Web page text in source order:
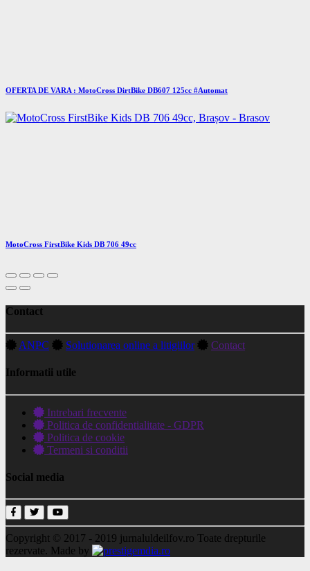
OFERTA DE VARA : MotoCross DirtBike DB607 125cc #Automat
MotoCross FirstBike Kids DB 706 49cc
Contact
ANPC Solutionarea online a litigiilor Contact
Informatii utile
Intrebari frecvente
Politica de confidentialitate - GDPR
Politica de cookie
Termeni si conditii
Social media
Copyright © 2017 - 2019 jurnaluldeilfov.ro Toate drepturile
rezervate. Made by